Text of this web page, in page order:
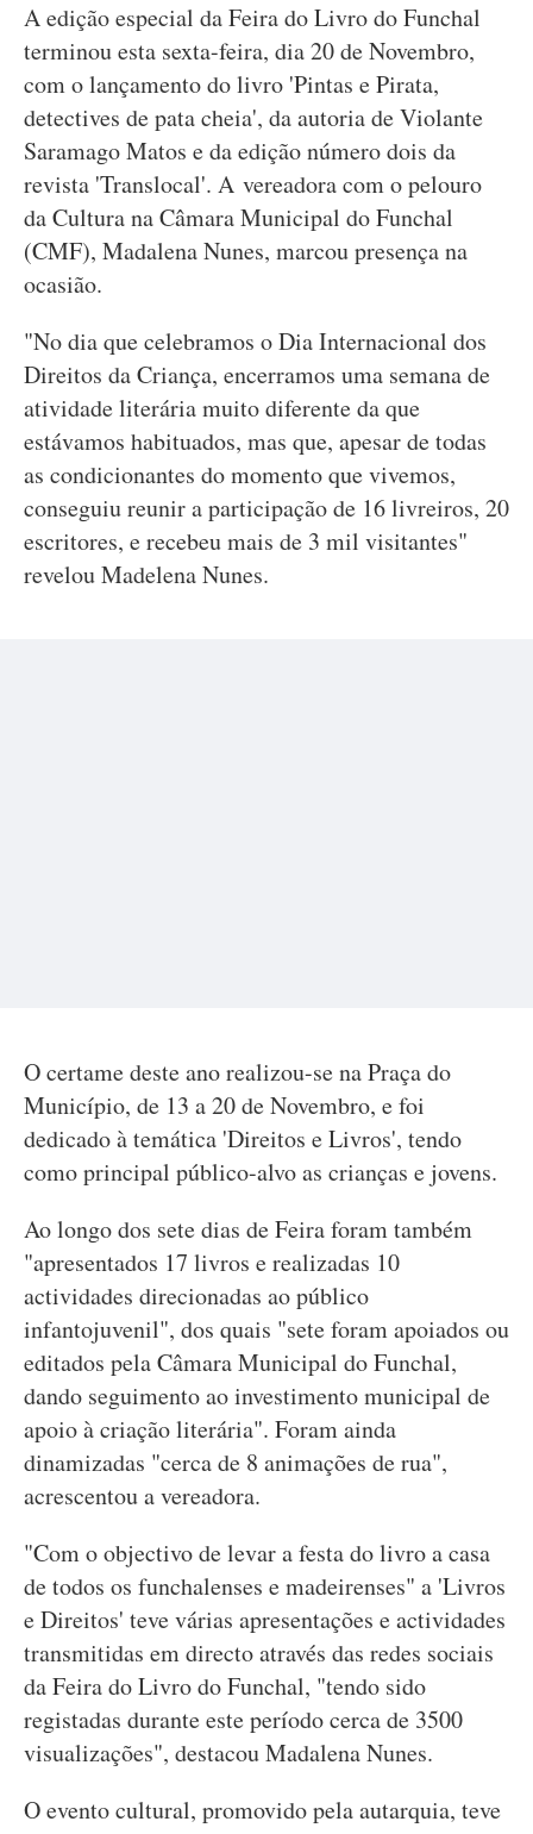
A edição especial da Feira do Livro do Funchal
terminou esta sexta-feira, dia 20 de Novembro,
com o lançamento do livro 'Pintas e Pirata,
detectives de pata cheia', da autoria de Violante
Saramago Matos e da edição número dois da
revista 'Translocal'. A vereadora com o pelouro
da Cultura na Câmara Municipal do Funchal
(CMF), Madalena Nunes, marcou presença na
ocasião.
"No dia que celebramos o Dia Internacional dos
Direitos da Criança, encerramos uma semana de
atividade literária muito diferente da que
estávamos habituados, mas que, apesar de todas
as condicionantes do momento que vivemos,
conseguiu reunir a participação de 16 livreiros, 20
escritores, e recebeu mais de 3 mil visitantes"
revelou Madelena Nunes.
O certame deste ano realizou-se na Praça do
Município, de 13 a 20 de Novembro, e foi
dedicado à temática 'Direitos e Livros', tendo
como principal público-alvo as crianças e jovens.
Ao longo dos sete dias de Feira foram também
"apresentados 17 livros e realizadas 10
actividades direcionadas ao público
infantojuvenil", dos quais "sete foram apoiados ou
editados pela Câmara Municipal do Funchal,
dando seguimento ao investimento municipal de
apoio à criação literária". Foram ainda
dinamizadas "cerca de 8 animações de rua",
acrescentou a vereadora.
"Com o objectivo de levar a festa do livro a casa
de todos os funchalenses e madeirenses" a 'Livros
e Direitos' teve várias apresentações e actividades
transmitidas em directo através das redes sociais
da Feira do Livro do Funchal, "tendo sido
registadas durante este período cerca de 3500
visualizações", destacou Madalena Nunes.
O evento cultural, promovido pela autarquia, teve